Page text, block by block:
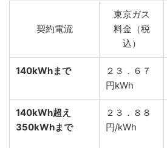
契約電流
東京ガス
料金（税
込）
140kWhまで
２３．６７
円kWh
140kWh超え
350kWhまで
２３．８８
円/kWh